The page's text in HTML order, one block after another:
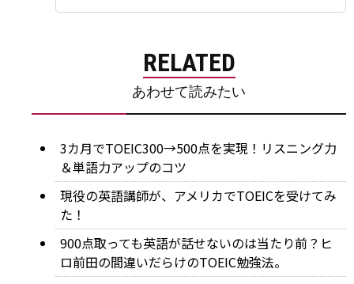
RELATED
あわせて読みたい
3カ月でTOEIC300→500点を実現！リスニング力
＆単語力アップのコツ
現役の英語講師が、アメリカでTOEICを受けてみ
た！
900点取っても英語が話せないのは当たり前？ヒ
ロ前田の間違いだらけのTOEIC勉強法。